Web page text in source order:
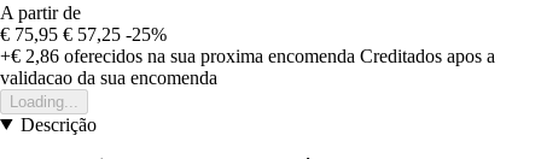
A partir de
€ 75,95 € 57,25 -25%
+€ 2,86 oferecidos na sua proxima encomenda Creditados apos a
validacao da sua encomenda
Loading...
Descrição